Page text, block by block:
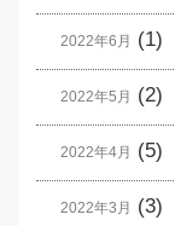
2022年6月 (1)
2022年5月 (2)
2022年4月 (5)
2022年3月 (3)